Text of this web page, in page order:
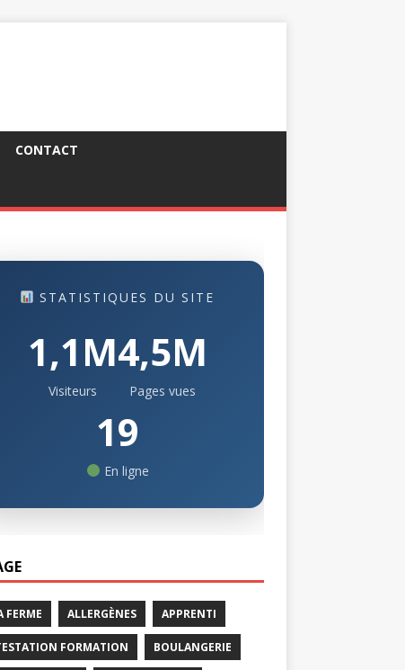
CONTACT
STATISTIQUES DU SITE
1,1M
Visiteurs
4,5M
Pages vues
19
En ligne
FERME ALLERGÈNES APPRENTI
FORMATION BOULANGERIE